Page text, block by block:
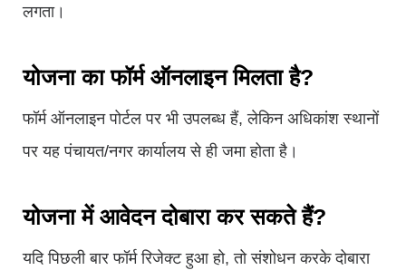
लगता।
योजना का फॉर्म ऑनलाइन मिलता है?
फॉर्म ऑनलाइन पोर्टल पर भी उपलब्ध हैं, लेकिन अधिकांश स्थानों
पर यह पंचायत/नगर कार्यालय से ही जमा होता है।
योजना में आवेदन दोबारा कर सकते हैं?
यदि पिछली बार फॉर्म रिजेक्ट हुआ हो, तो संशोधन करके दोबारा